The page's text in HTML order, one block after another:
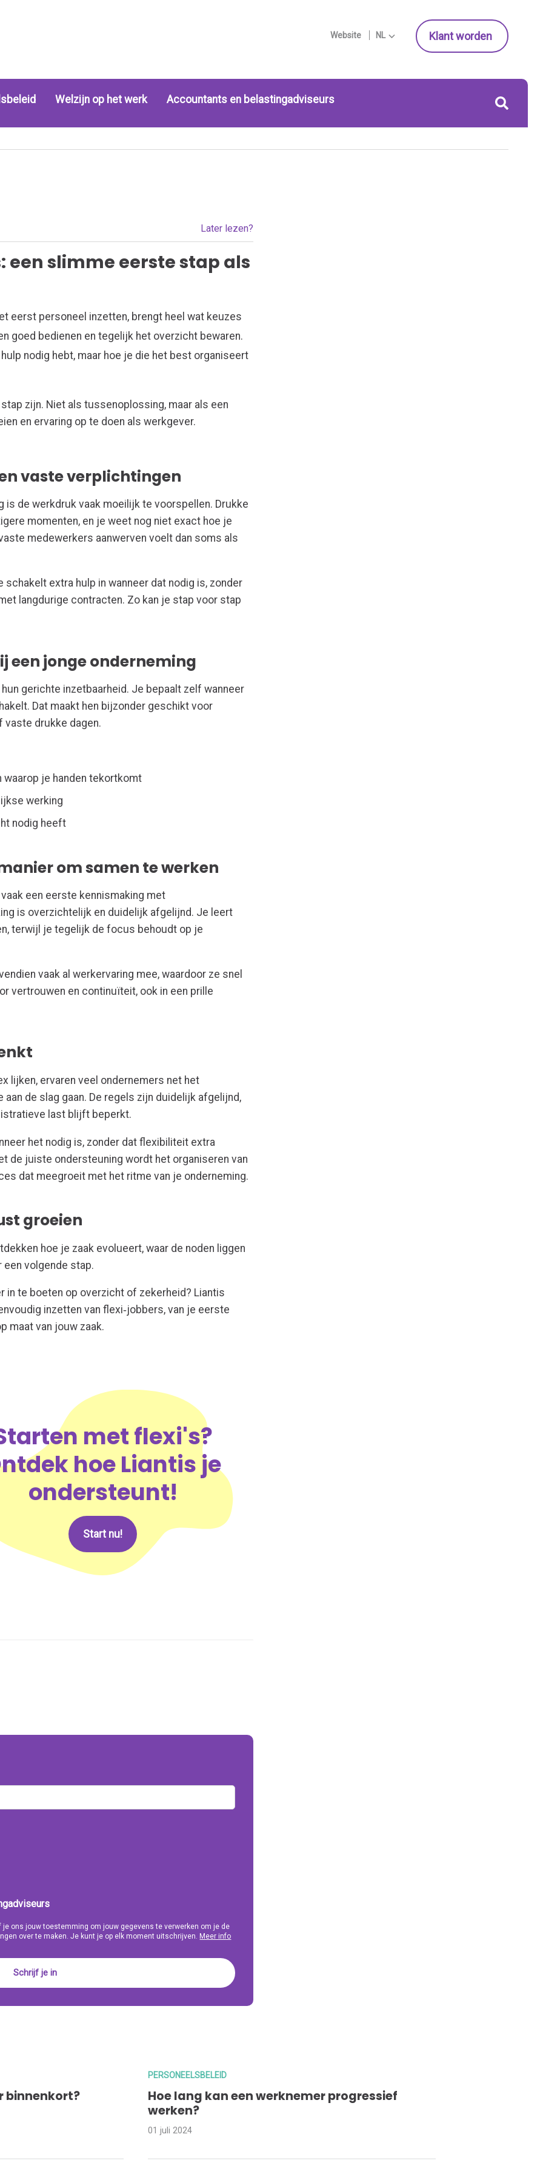
Website NL Klant worden
Welzijn op het werk Accountants en belastingadviseurs
Later lezen?
een slimme eerste stap als
eerst personeel inzetten, brengt heel wat keuzes
goed bedienen en tegelijk het overzicht bewaren.
nodig hebt, maar hoe je die het best organiseert
zijn. Niet als tussenoplossing, maar als een
en ervaring op te doen als werkgever.
vaste verplichtingen
is de werkdruk vaak moeilijk te voorspellen. Drukke
momenten, en je weet nog niet exact hoe je
medewerkers aanwerven voelt dan soms als
extra hulp in wanneer dat nodig is, zonder
langdurige contracten. Zo kan je stap voor stap
een jonge onderneming
gerichte inzetbaarheid. Je bepaalt zelf wanneer
Dat maakt hen bijzonder geschikt voor
vaste drukke dagen.
je handen tekortkomt
werking
nodig heeft
om samen te werken
een eerste kennismaking met
is overzichtelijk en duidelijk afgelijnd. Je leert
terwijl je tegelijk de focus behoudt op je
vaak al werkervaring mee, waardoor ze snel
vertrouwen en continuïteit, ook in een prille
lijken, ervaren veel ondernemers net het
de slag gaan. De regels zijn duidelijk afgelijnd,
last blijft beperkt.
het nodig is, zonder dat flexibiliteit extra
de juiste ondersteuning wordt het organiseren van
dat meegroeit met het ritme van je onderneming.
groeien
hoe je zaak evolueert, waar de noden liggen
een volgende stap.
in te boeten op overzicht of zekerheid? Liantis
inzetten van flexi‑jobbers, van je eerste
maat van jouw zaak.
met flexi's?
hoe Liantis je
ondersteunt!
Start nu!
ons jouw toestemming om jouw gegevens te verwerken om je de
over te maken. Je kunt je op elk moment uitschrijven. Meer info
binnenkort?
PERSONEELSBELEID
Hoe lang kan een werknemer progressief
werken?
01 juli 2024